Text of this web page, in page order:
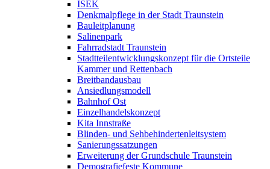
ISEK
Denkmalpflege in der Stadt Traunstein
Bauleitplanung
Salinenpark
Fahrradstadt Traunstein
Stadtteilentwicklungskonzept für die Ortsteile
Kammer und Rettenbach
Breitbandausbau
Ansiedlungsmodell
Bahnhof Ost
Einzelhandelskonzept
Kita Innstraße
Blinden- und Sehbehindertenleitsystem
Sanierungssatzungen
Erweiterung der Grundschule Traunstein
Demografiefeste Kommune